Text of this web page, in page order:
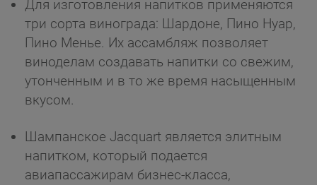
Для изготовления напитков применяются
три сорта винограда: Шардоне, Пино Нуар,
Пино Менье. Их ассамбляж позволяет
виноделам создавать напитки со свежим,
утонченным и в то же время насыщенным
вкусом.
Шампанское Jacquart является элитным
напитком, который подается
авиапассажирам бизнес-класса,